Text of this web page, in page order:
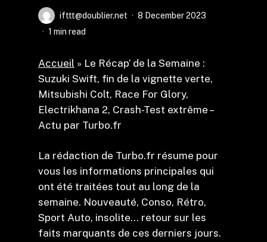
ifttt@doublier.net
8 December 2023
1 min read
Accueil » Le Récap’ de la Semaine :
Suzuki Swift, fin de la vignette verte,
Mitsubishi Colt, Race For Glory,
Electrikhana 2, Crash-Test extrême –
Actu par Turbo.fr
La rédaction de Turbo.fr résume pour
vous les informations principales qui
ont été traitées tout au long de la
semaine. Nouveauté, Conso, Rétro,
Sport Auto, insolite… retour sur les
faits marquants de ces derniers jours.